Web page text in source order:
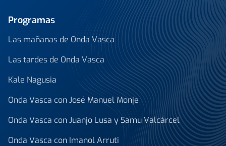
Programas
Las mañanas de Onda Vasca
Las tardes de Onda Vasca
Kale Nagusia
Onda Vasca con José Manuel Monje
Onda Vasca con Juanjo Lusa y Samu Valcárcel
Onda Vasca con Imanol Arruti